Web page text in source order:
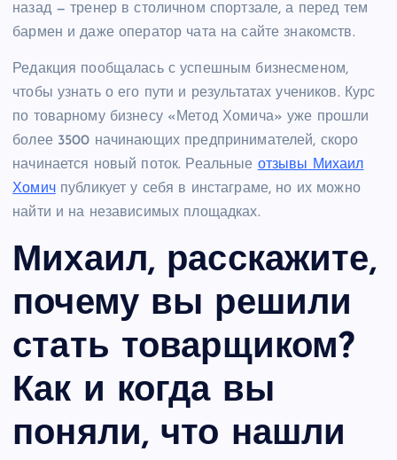
назад — тренер в столичном спортзале, а перед тем
бармен и даже оператор чата на сайте знакомств.
Редакция пообщалась с успешным бизнесменом,
чтобы узнать о его пути и результатах учеников. Курс
по товарному бизнесу «Метод Хомича» уже прошли
более 3500 начинающих предпринимателей, скоро
начинается новый поток. Реальные отзывы Михаил
Хомичпубликует у себя в инстаграме, но их можно
найти и на независимых площадках.
Михаил, расскажите,
почему вы решили
стать товарщиком?
Как и когда вы
поняли, что нашли